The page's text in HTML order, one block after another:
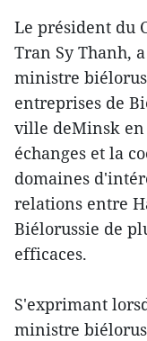
Le président du
Tran Sy Thanh,
ministre
entreprises de
ville deMinsk
échanges et la
domaines
relations entre
Biélorussie de
efficaces.
S'exprimant
ministre